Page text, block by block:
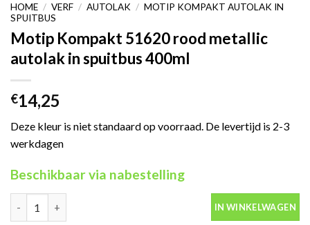
HOME / VERF / AUTOLAK / MOTIP KOMPAKT AUTOLAK IN
SPUITBUS
Motip Kompakt 51620 rood metallic
autolak in spuitbus 400ml
€14,25
Deze kleur is niet standaard op voorraad. De levertijd is 2-3
werkdagen
Beschikbaar via nabestelling
Motip Kompakt 51620 rood metallic autolak in spuitbus 400ml
IN WINKELWAGEN